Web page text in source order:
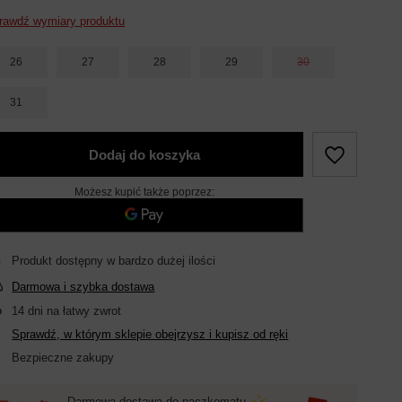
wymiary produktu
26 27 28 29 30
31
Dodaj do koszyka
Możesz kupić także poprzez:
Produkt dostępny w bardzo dużej ilości
Darmowa i szybka dostawa
14 dni na łatwy zwrot
Sprawdź, w którym sklepie obejrzysz i kupisz od ręki
Bezpieczne zakupy